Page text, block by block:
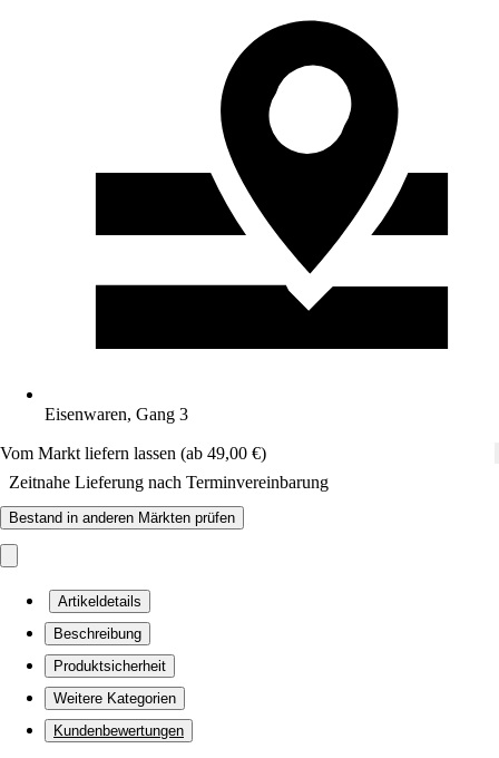
Eisenwaren, Gang 3
Vom Markt liefern lassen (ab 49,00 €)
Zeitnahe Lieferung nach Terminvereinbarung
Bestand in anderen Märkten prüfen
Artikeldetails
Beschreibung
Produktsicherheit
Weitere Kategorien
Kundenbewertungen